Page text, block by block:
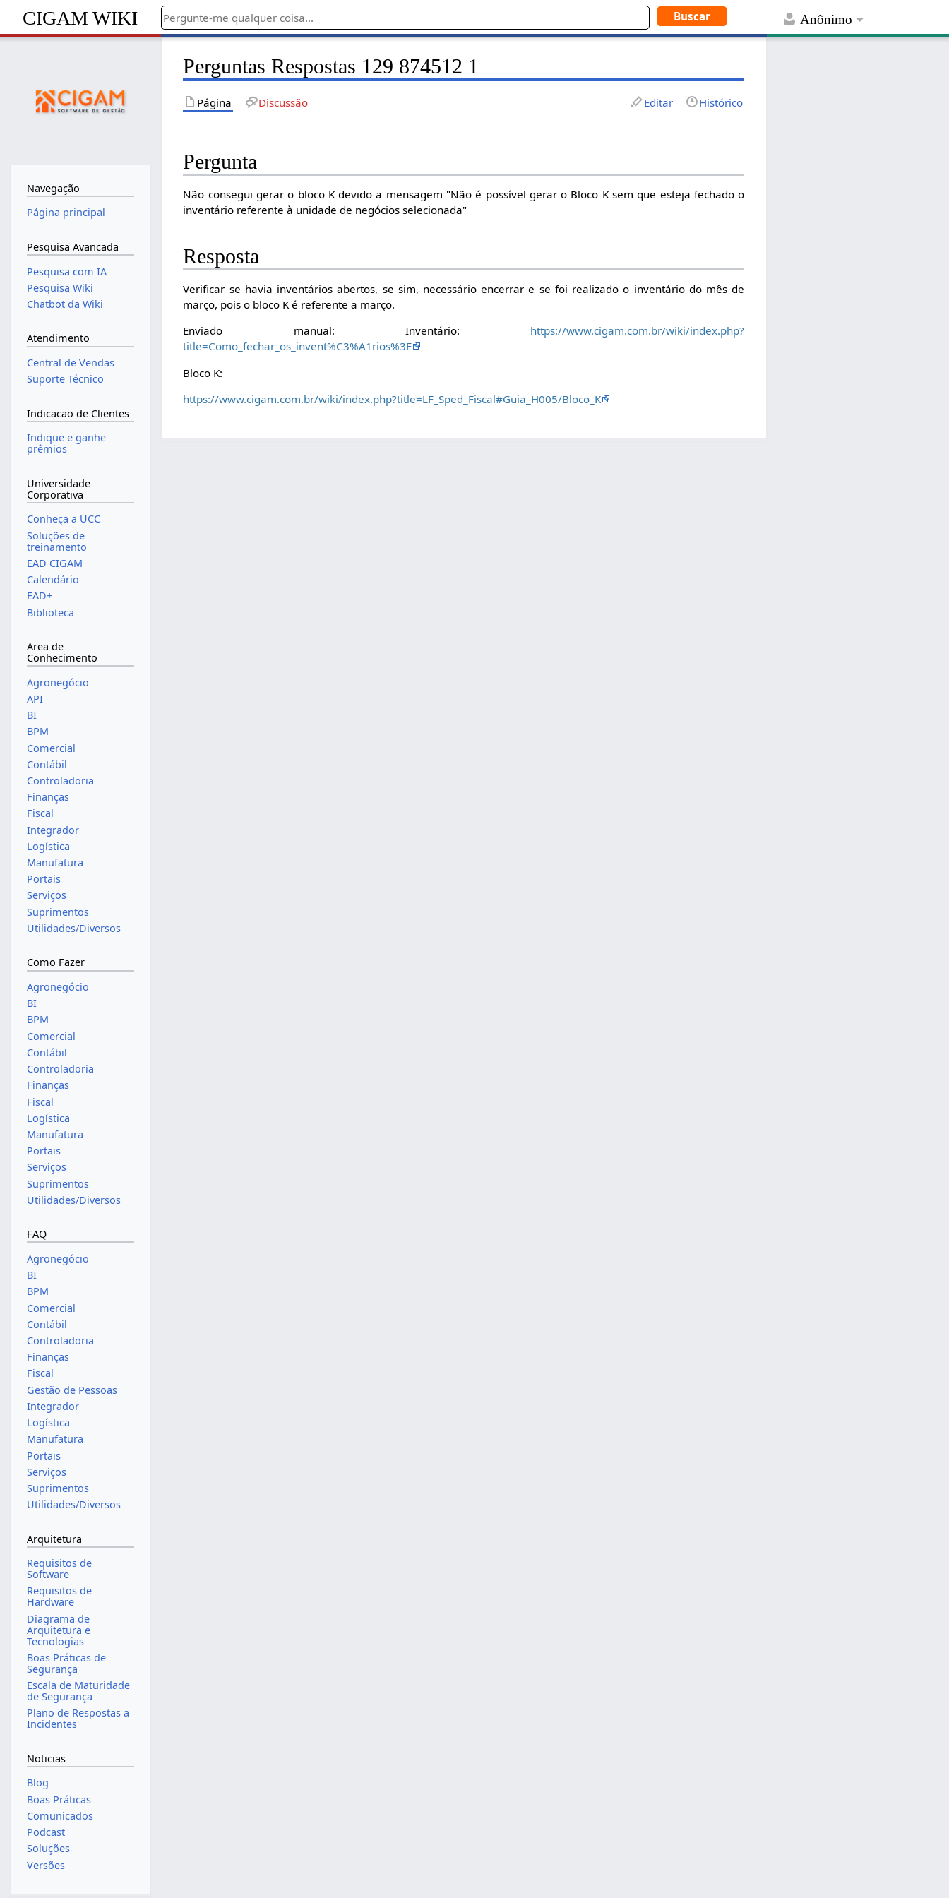
Anônimo
CIGAM WIKI
Perguntas Respostas 129 874512 1
Página Discussão Editar Histórico
Pergunta
Não consegui gerar o bloco K devido a mensagem "Não é possível gerar o Bloco K sem que esteja fechado o
inventário referente à unidade de negócios selecionada"
Resposta
Verificar se havia inventários abertos, se sim, necessário encerrar e se foi realizado o inventário do mês de
março, pois o bloco K é referente a março.
Enviado manual: Inventário: https://www.cigam.com.br/wiki/index.php?
title=Como_fechar_os_invent%C3%A1rios%3F
Bloco K:
https://www.cigam.com.br/wiki/index.php?title=LF_Sped_Fiscal#Guia_H005/Bloco_K
Navegação
Página principal
Pesquisa Avancada
Pesquisa com IA
Pesquisa Wiki
Chatbot da Wiki
Atendimento
Central de Vendas
Suporte Técnico
Indicacao de Clientes
Indique e ganhe
prêmios
Universidade
Corporativa
Conheça a UCC
Soluções de
treinamento
EAD CIGAM
Calendário
EAD+
Biblioteca
Area de
Conhecimento
Agronegócio
API
BI
BPM
Comercial
Contábil
Controladoria
Finanças
Fiscal
Integrador
Logística
Manufatura
Portais
Serviços
Suprimentos
Utilidades/Diversos
Como Fazer
Agronegócio
BI
BPM
Comercial
Contábil
Controladoria
Finanças
Fiscal
Logística
Manufatura
Portais
Serviços
Suprimentos
Utilidades/Diversos
FAQ
Agronegócio
BI
BPM
Comercial
Contábil
Controladoria
Finanças
Fiscal
Gestão de Pessoas
Integrador
Logística
Manufatura
Portais
Serviços
Suprimentos
Utilidades/Diversos
Arquitetura
Requisitos de
Software
Requisitos de
Hardware
Diagrama de
Arquitetura e
Tecnologias
Boas Práticas de
Segurança
Escala de Maturidade
de Segurança
Plano de Respostas a
Incidentes
Noticias
Blog
Boas Práticas
Comunicados
Podcast
Soluções
Versões